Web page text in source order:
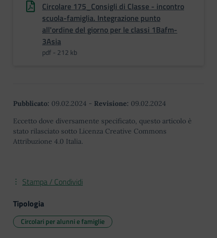
Circolare 175_Consigli di Classe - incontro
scuola-famiglia. Integrazione punto
all'ordine del giorno per le classi 1Bafm-
3Asia
pdf - 212 kb
Pubblicato: 09.02.2024 - Revisione: 09.02.2024
Eccetto dove diversamente specificato, questo articolo è
stato rilasciato sotto Licenza Creative Commons
Attribuzione 4.0 Italia.
Stampa / Condividi
Tipologia
Circolari per alunni e famiglie